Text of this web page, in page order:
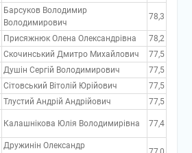
Барсуков Володимир
Володимирович
78,3
Присяжнюк Олена Олександрівна
78,2
Скочинський Дмитро Михайлович
77,5
Душін Сергій Володимирович
77,5
Сітовський Вітолій Юрійович
77,5
Тлустий Андрій Андрійович
77,5
Калашнікова Юлія Володимирівна 77,4
Дружинін Олександр